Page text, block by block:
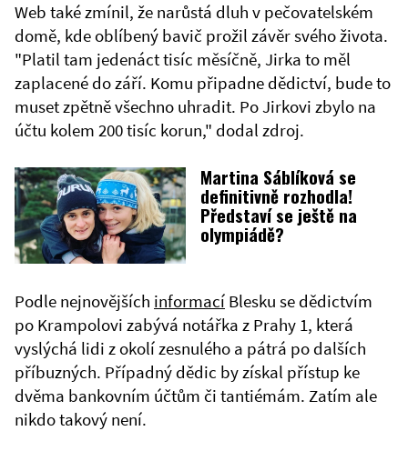
Web také zmínil, že narůstá dluh v pečovatelském
domě, kde oblíbený bavič prožil závěr svého života.
"Platil tam jedenáct tisíc měsíčně, Jirka to měl
zaplacené do září. Komu připadne dědictví, bude to
muset zpětně všechno uhradit. Po Jirkovi zbylo na
účtu kolem 200 tisíc korun," dodal zdroj.
Martina Sáblíková se
definitivně rozhodla!
Představí se ještě na
olympiádě?
Podle nejnovějších informací Blesku se dědictvím
po Krampolovi zabývá notářka z Prahy 1, která
vyslýchá lidi z okolí zesnulého a pátrá po dalších
příbuzných. Případný dědic by získal přístup ke
dvěma bankovním účtům či tantiémám. Zatím ale
nikdo takový není.